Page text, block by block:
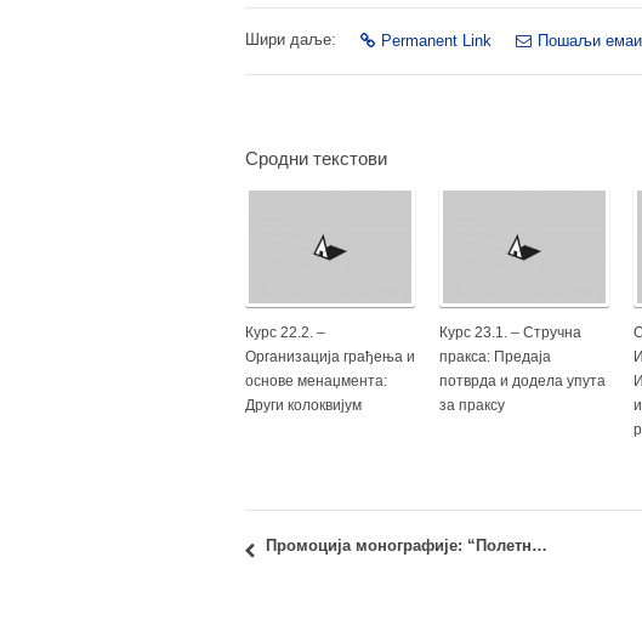
Шири даље: Permanent Link Пошаљи
Сродни текстови
Курс 22.2. –
Организација грађења и
основе менаџмента:
Други колоквијум
Курс 23.1. – Стручна
пракса: Предаја
потврда и додела упута
за праксу
Промоција монографије: “Полетне педесете у српској архитектури” – др Дијана Милашиновић Марић